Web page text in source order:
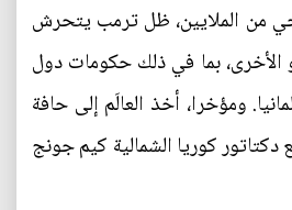
من الملايين، ظل ترمب يتحرش
الأخرى، بما في ذلك حكومات دول
ومؤخرا، أخذ العالَم إلى حافة
كوريا الشمالية كيم جونج